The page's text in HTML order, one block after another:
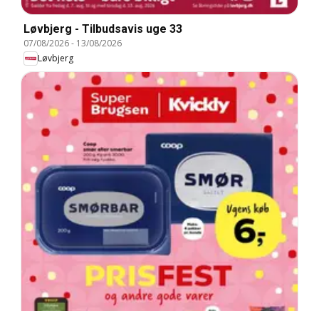
Løvbjerg - Tilbudsavis uge 33
07/08/2026- 13/08/2026
Løvbjerg